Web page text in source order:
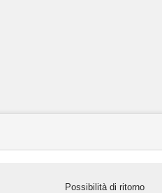
Possibilità di ritorno